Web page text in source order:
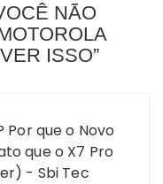
NÃO
ISSO”
Por que o Novo
que o X7 Pro
- Sbi Tec